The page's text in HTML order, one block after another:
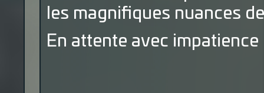
les magnifiques nuances
En attente avec